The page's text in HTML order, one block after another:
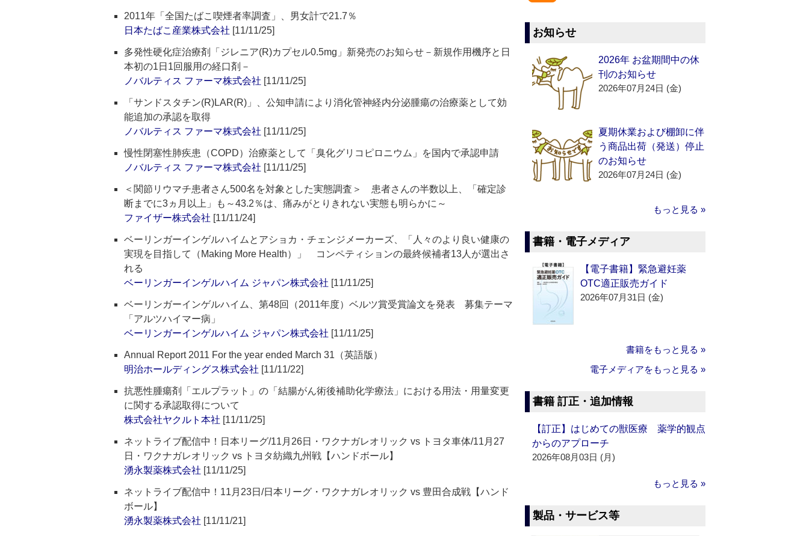
2011年「全国たばこ喫煙者率調査」、男女計で21.7％
日本たばこ産業株式会社 [11/11/25]
多発性硬化症治療剤「ジレニア(R)カプセル0.5mg」新発売のお知らせ－新規作用機序と日
本初の1日1回服用の経口剤－
ノバルティス ファーマ株式会社 [11/11/25]
「サンドスタチン(R)LAR(R)」、公知申請により消化管神経内分泌腫瘍の治療薬として効
能追加の承認を取得
ノバルティス ファーマ株式会社 [11/11/25]
慢性閉塞性肺疾患（COPD）治療薬として「臭化グリコピロニウム」を国内で承認申請
ノバルティス ファーマ株式会社 [11/11/25]
＜関節リウマチ患者さん500名を対象とした実態調査＞ 患者さんの半数以上、「確定診
断までに3ヵ月以上」も～43.2％は、痛みがとりきれない実態も明らかに～
ファイザー株式会社 [11/11/24]
ベーリンガーインゲルハイムとアショカ・チェンジメーカーズ、「人々のより良い健康の
実現を目指して（Making More Health）」 コンペティションの最終候補者13人が選出さ
れる
ベーリンガーインゲルハイム ジャパン株式会社 [11/11/25]
ベーリンガーインゲルハイム、第48回（2011年度）ベルツ賞受賞論文を発表 募集テーマ
「アルツハイマー病」
ベーリンガーインゲルハイム ジャパン株式会社 [11/11/25]
Annual Report 2011 For the year ended March 31（英語版）
明治ホールディングス株式会社 [11/11/22]
抗悪性腫瘍剤「エルプラット」の「結腸がん術後補助化学療法」における用法・用量変更
に関する承認取得について
株式会社ヤクルト本社 [11/11/25]
ネットライブ配信中！日本リーグ/11月26日・ワクナガレオリック vs トヨタ車体/11月27
日・ワクナガレオリック vs トヨタ紡織九州戦【ハンドボール】
湧永製薬株式会社 [11/11/25]
ネットライブ配信中！11月23日/日本リーグ・ワクナガレオリック vs 豊田合成戦【ハンド
ボール】
湧永製薬株式会社 [11/11/21]
お知らせ
2026年 お盆期間中の休
刊のお知らせ
2026年07月24日 (金)
夏期休業および棚卸に伴
う商品出荷（発送）停止
のお知らせ
2026年07月24日 (金)
もっと見る »
書籍・電子メディア
【電子書籍】緊急避妊薬
OTC適正販売ガイド
2026年07月31日 (金)
書籍をもっと見る »
電子メディアをもっと見る »
書籍 訂正・追加情報
【訂正】はじめての獣医療 薬学的観点
からのアプローチ
2026年08月03日 (月)
もっと見る »
製品・サービス等